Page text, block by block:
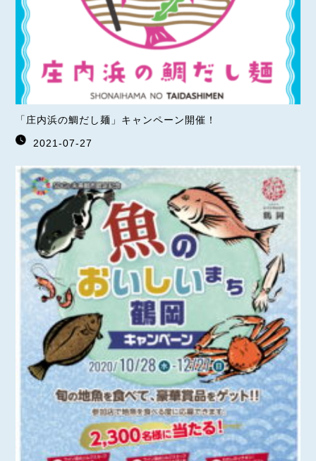
「庄内浜の鯛だし麺」キャンペーン開催！
2021-07-27